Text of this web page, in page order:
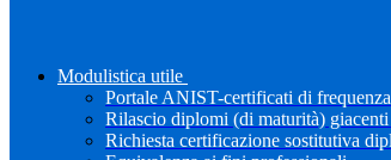
Modulistica utile
Portale ANIST-certificati di
Rilascio diplomi (di maturità)
Richiesta certificazione sostitutiva